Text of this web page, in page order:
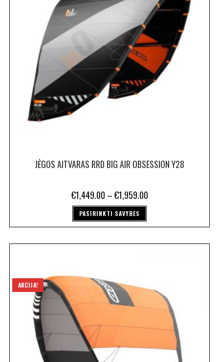
JĖGOS AITVARAS RRD BIG AIR OBSESSION Y28
€1,449.00 –€1,959.00
PASIRINKTI SAVYBES
AKCIJA!